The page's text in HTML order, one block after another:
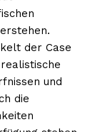
der Case
und
die